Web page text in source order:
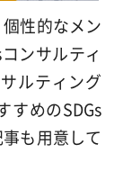
性的なメン
ンサルティ
ルティング
すめのSDGs
も用意して